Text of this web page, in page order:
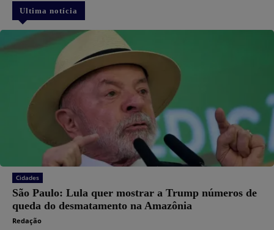
Ultima notícia
Cidades
São Paulo: Lula quer mostrar a Trump números de
queda do desmatamento na Amazônia
Redação